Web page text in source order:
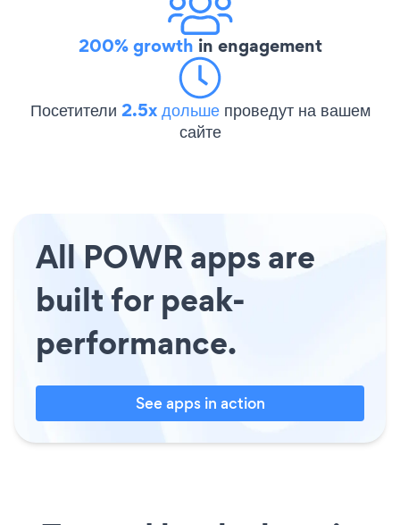
200% growth in engagement
Посетители 2.5x дольше проведут на вашем
сайте
All POWR apps are
built for peak-
performance.
See apps in action